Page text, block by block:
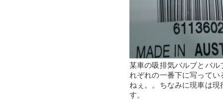
某車の吸排気バルブとバ
れぞれの一番下に写って
ねぇ。。ちなみに現車は
す。